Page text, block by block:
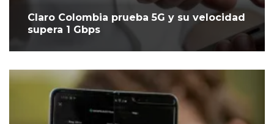
Claro Colombia prueba 5G y su velocidad
supera 1 Gbps